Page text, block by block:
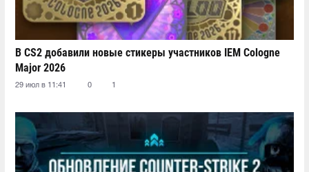
В CS2 добавили новые стикеры участников IEM Cologne
Major 2026
29 июл в 11:41 0 1